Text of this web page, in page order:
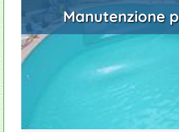
Manutenzione